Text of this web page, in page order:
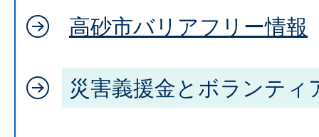
高砂市バリアフリー情報
災害義援金とボランティ